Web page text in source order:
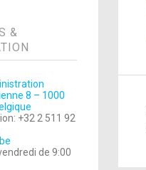
&
8 – 1000
+32 2 511 92
de 9:00